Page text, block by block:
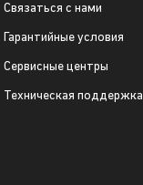
Связаться с нами
Гарантийные условия
Сервисные центры
Техническая поддержка